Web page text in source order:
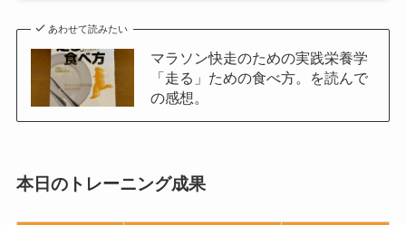
あわせて読みたい
マラソン快走のための実践栄養学
「走る」ための食べ方。を読んで
の感想。
本日のトレーニング成果